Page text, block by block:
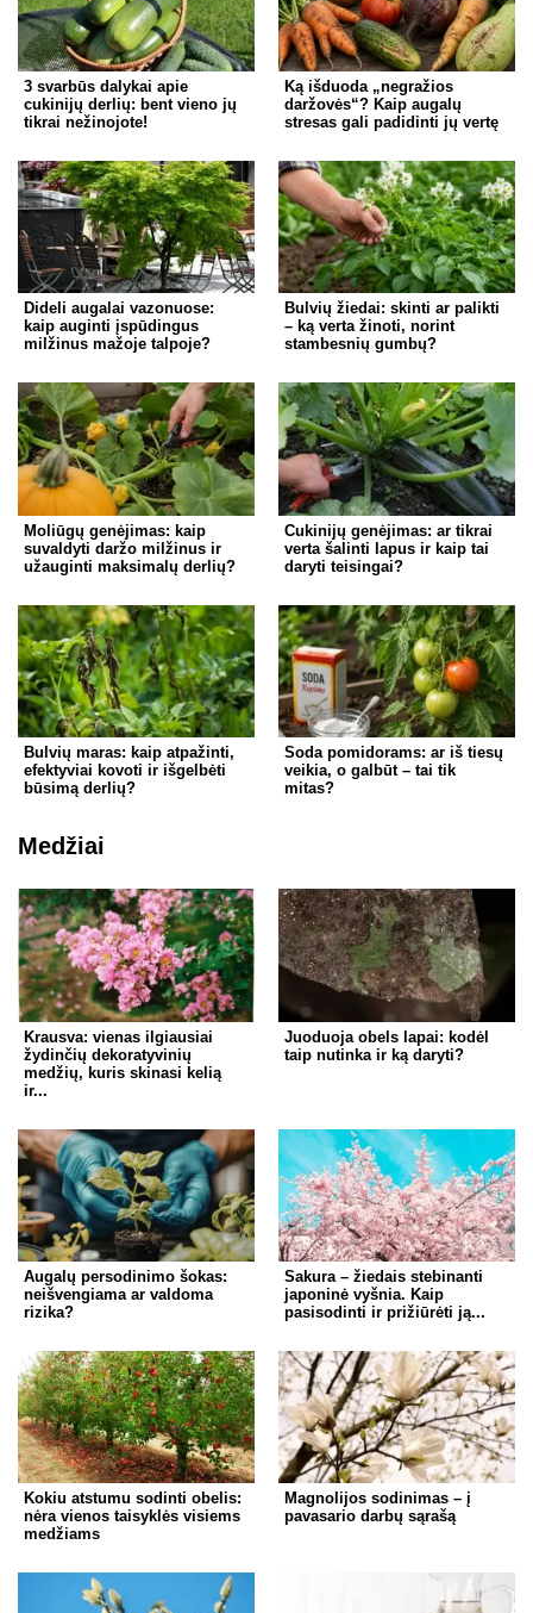
3 svarbūs dalykai apie
cukinijų derlių: bent vieno jų
tikrai nežinojote!
Ką išduoda „negražios
daržovės“? Kaip augalų
stresas gali padidinti jų vertę
Dideli augalai vazonuose:
kaip auginti įspūdingus
milžinus mažoje talpoje?
Bulvių žiedai: skinti ar palikti
– ką verta žinoti, norint
stambesnių gumbų?
Moliūgų genėjimas: kaip
suvaldyti daržo milžinus ir
užauginti maksimalų derlių?
Cukinijų genėjimas: ar tikrai
verta šalinti lapus ir kaip tai
daryti teisingai?
Bulvių maras: kaip atpažinti,
efektyviai kovoti ir išgelbėti
būsimą derlių?
Soda pomidorams: ar iš tiesų
veikia, o galbūt – tai tik
mitas?
Medžiai
Krausva: vienas ilgiausiai
žydinčių dekoratyvinių
medžių, kuris skinasi kelią
ir...
Juoduoja obels lapai: kodėl
taip nutinka ir ką daryti?
Augalų persodinimo šokas:
neišvengiama ar valdoma
rizika?
Sakura – žiedais stebinanti
japoninė vyšnia. Kaip
pasisodinti ir prižiūrėti ją...
Kokiu atstumu sodinti obelis:
nėra vienos taisyklės visiems
medžiams
Magnolijos sodinimas – į
pavasario darbų sąrašą